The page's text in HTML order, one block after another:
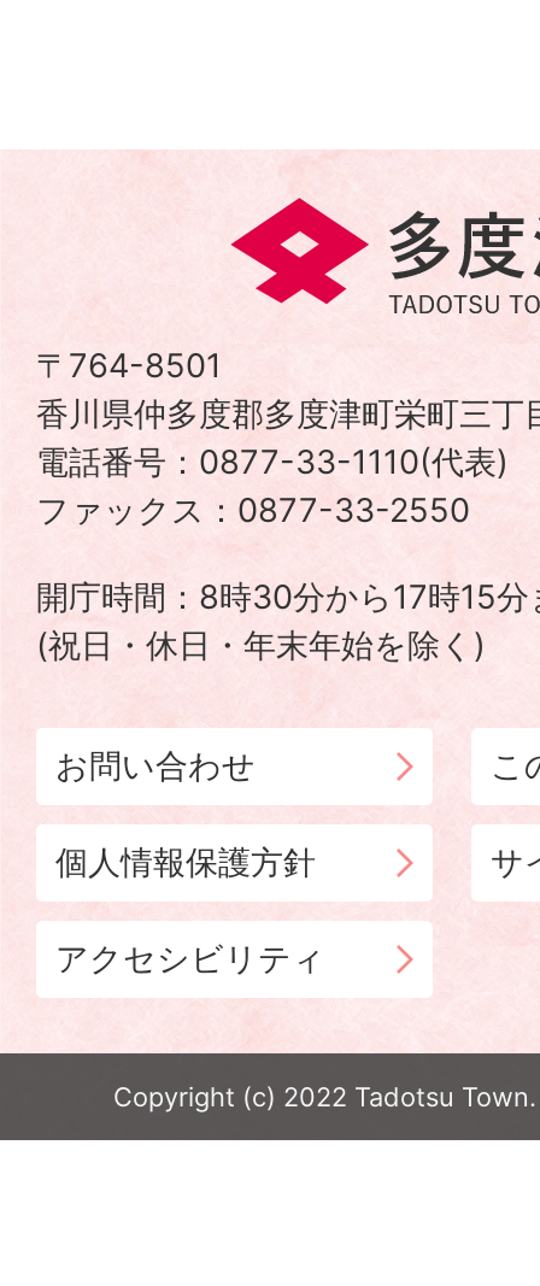
多
度
町
TADOTSU
TOWN
〒764-8501
香川県仲多度郡多度津町栄町三
電話番号：0877-33-1110(代表)
ファックス：0877-33-2550
開庁時間：8時30分から17時15分
(祝日・休日・年末年始を除く)
お問い合わせ こ
個人情報保護方針 サ
アクセシビリティ
Copyright (c) 2022 Tadotsu